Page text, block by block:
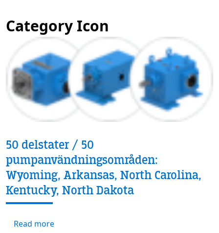
Category Icon
50 delstater / 50
pumpanvändningsområden:
Wyoming, Arkansas, North Carolina,
Kentucky, North Dakota
Read moreabout 50 delstater / 50